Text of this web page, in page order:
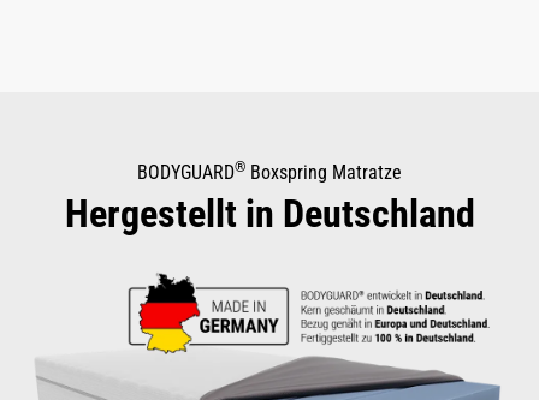
BODYGUARD® Boxspring Matratze
Hergestellt in Deutschland